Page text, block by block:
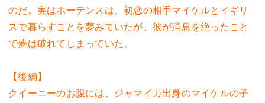
のだ。実はホーテンスは、初恋の相手マイケルとイギリ
スで暮らすことを夢みていたが、彼が消息を絶ったこと
で夢は破れてしまっていた。
【後編】
クイーニーのお腹には、ジャマイカ出身のマイケルの子